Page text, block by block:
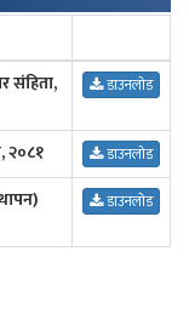
संहिता,
डाउनलोड
२०८१ डाउनलोड
डाउनलोड